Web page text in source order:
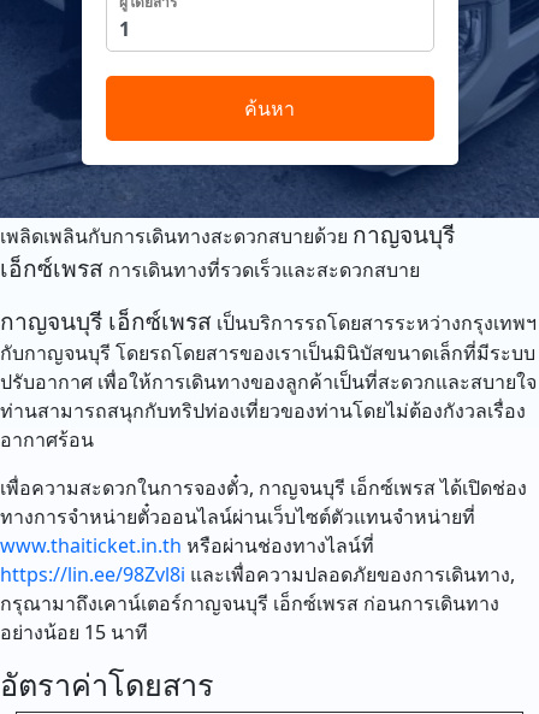
ค้นหา
เพลิดเพลินกับการเดินทางสะดวกสบายด้วย กาญจนบุรี
เอ็กซ์เพรส การเดินทางที่รวดเร็วและสะดวกสบาย
กาญจนบุรี เอ็กซ์เพรส เป็นบริการรถโดยสารระหว่างกรุงเทพฯ
กับกาญจนบุรี โดยรถโดยสารของเราเป็นมินิบัสขนาดเล็กที่มีระบบ
ปรับอากาศ เพื่อให้การเดินทางของลูกค้าเป็นที่สะดวกและสบายใจ
ท่านสามารถสนุกกับทริปท่องเที่ยวของท่านโดยไม่ต้องกังวลเรื่อง
อากาศร้อน
เพื่อความสะดวกในการจองตั๋ว, กาญจนบุรี เอ็กซ์เพรส ได้เปิดช่อง
ทางการจำหน่ายตั๋วออนไลน์ผ่านเว็บไซต์ตัวแทนจำหน่ายที่
www.thaiticket.in.th หรือผ่านช่องทางไลน์ที่
https://lin.ee/98Zvl8i และเพื่อความปลอดภัยของการเดินทาง,
กรุณามาถึงเคาน์เตอร์กาญจนบุรี เอ็กซ์เพรส ก่อนการเดินทาง
อย่างน้อย 15 นาที
อัตราค่าโดยสาร